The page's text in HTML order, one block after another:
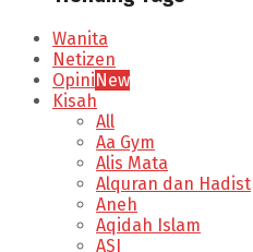
Wanita
Netizen
OpiniNew
Kisah
All
Aa Gym
Alis Mata
Alquran dan Hadist
Aneh
Aqidah Islam
ASI